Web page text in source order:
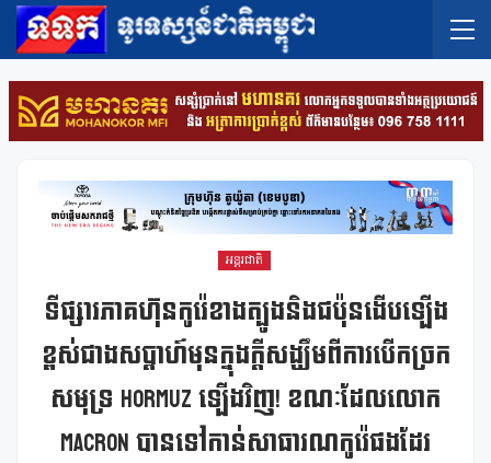
អន្តរជាតិ
ទីផ្សារភាគហ៊ុនកូរ៉េខាងត្បូងនិងជប៉ុនងើបឡើង
ខ្ពស់ជាងសប្តាហ៍មុនក្នុងក្តីសង្ឃឹមពីការបើកច្រក
សមុទ្រ Hormuz ឡើងវិញ! ខណៈដែលលោក
Macron បានទៅកាន់សាធារណកូរ៉េផងដែរ